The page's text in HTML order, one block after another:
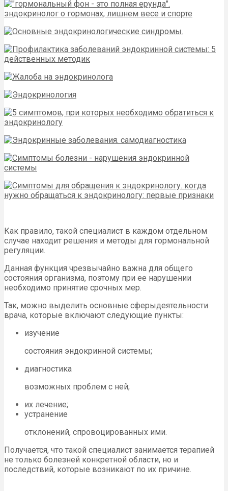
Как правило, такой специалист в каждом отдельном
случае находит решения и методы для гормональной
регуляции.
Данная функция чрезвычайно важна для общего
состояния организма, поэтому при ее нарушении
необходимо принятие срочных мер.
Так, можно выделить основные сферыдеятельности
врача, которые включают следующие пункты:
изучение
состояния эндокринной системы;
диагностика
возможных проблем с ней;
их лечение;
устранение
отклонений, спровоцированных ими.
Получается, что такой специалист занимается терапией
не только болезней конкретной области, но и
последствий, которые возникают по их причине.